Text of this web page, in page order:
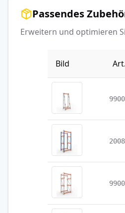
Passendes
Erweitern und optimieren
Bild